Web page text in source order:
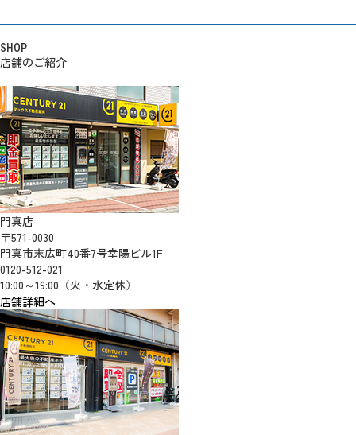
SHOP
店舗のご紹介
門真店
〒571-0030
門真市末広町40番7号幸陽ビル1F
0120-512-021
10:00～19:00（火・水定休）
店舗詳細へ